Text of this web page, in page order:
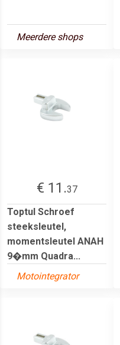
Meerdere shops
€ 11.37
Toptul Schroef
steeksleutel,
momentsleutel ANAH
9�mm Quadra...
Motointegrator